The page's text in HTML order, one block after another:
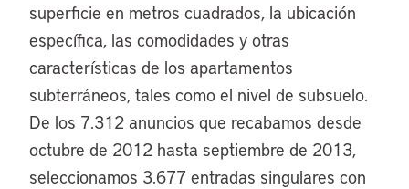
superficie en metros cuadrados, la ubicación
específica, las comodidades y otras
características de los apartamentos
subterráneos, tales como el nivel de subsuelo.
De los 7.312 anuncios que recabamos desde
octubre de 2012 hasta septiembre de 2013,
seleccionamos 3.677 entradas singulares con